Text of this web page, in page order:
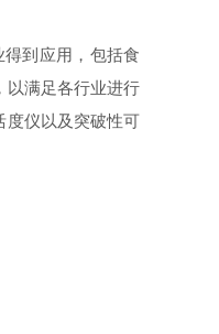
到应用，包括食
以满足各行业进行
度仪以及 突破性可